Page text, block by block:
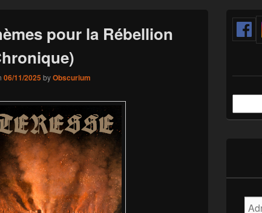
pour la Rébellion
06/11/2025 byObscurium
Sidebar
Widget